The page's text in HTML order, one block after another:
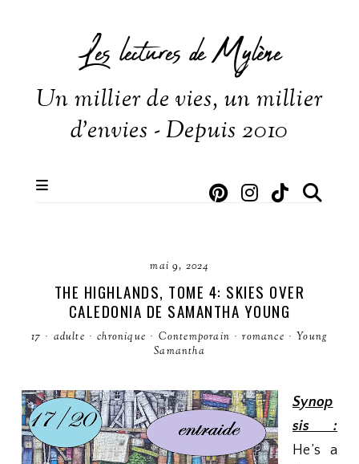
Les lectures de Mylène
Un millier de vies, un millier
d'envies - Depuis 2010
mai 9, 2024
THE HIGHLANDS, TOME 4: SKIES OVER
CALEDONIA DE SAMANTHA YOUNG
17 · adulte · chronique · Contemporain · romance · Young
Samantha
Synop
sis :
He’s a